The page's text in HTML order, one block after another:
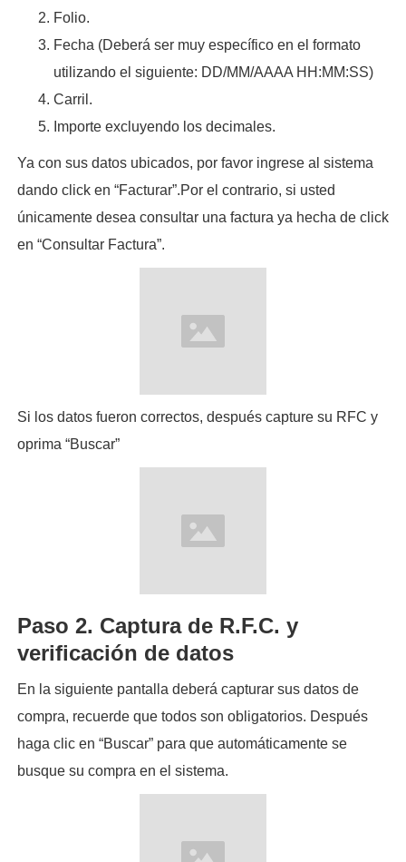
Folio.
Fecha (Deberá ser muy específico en el formato
utilizando el siguiente: DD/MM/AAAA HH:MM:SS)
Carril.
Importe excluyendo los decimales.
Ya con sus datos ubicados, por favor ingrese al sistema
dando click en “Facturar”.Por el contrario, si usted
únicamente desea consultar una factura ya hecha de click
en “Consultar Factura”.
Si los datos fueron correctos, después capture su RFC y
oprima “Buscar”
Paso 2. Captura de R.F.C. y
verificación de datos
En la siguiente pantalla deberá capturar sus datos de
compra, recuerde que todos son obligatorios. Después
haga clic en “Buscar” para que automáticamente se
busque su compra en el sistema.